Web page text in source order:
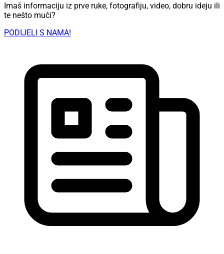
Imaš informaciju iz prve ruke, fotografiju, video, dobru ideju ili
te nešto muči?
PODIJELI S NAMA!